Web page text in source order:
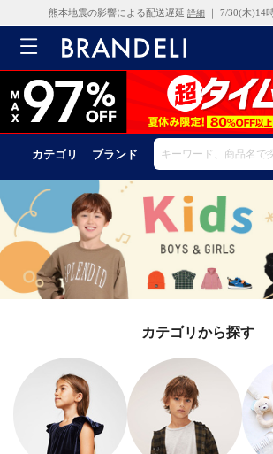
熊本地震の影響による配送遅延 詳細 ｜ 7/30(木)14
カテゴリ ブランド
カテゴリから探す